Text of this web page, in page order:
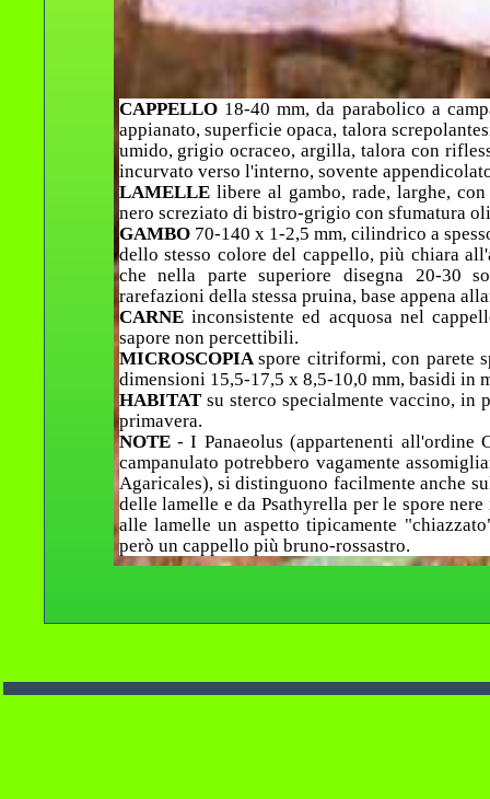
CAPPELLO 18-40 mm, da parabolico a
appianato, superficie opaca, talora
umido, grigio ocraceo, argilla, talora con
incurvato verso l'interno, sovente
LAMELLE libere al gambo, rade, larghe,
nero screziato di bistro-grigio con sfumatura
GAMBO 70-140 x 1-2,5 mm, cilindrico a
dello stesso colore del cappello, più chiara
che nella parte superiore disegna 20-30
rarefazioni della stessa pruina, base appena
CARNE inconsistente ed acquosa nel
sapore non percettibili.
MICROSCOPIAspore citriformi, con parete
dimensioni 15,5-17,5 x 8,5-10,0 mm, basidi in
HABITAT su sterco specialmente vaccino, in
primavera.
NOTE - I Panaeolus (appartenenti
campanulato potrebbero vagamente
Agaricales), si distinguono facilmente anche
delle lamelle e da Psathyrella per le spore
alle lamelle un aspetto tipicamente
però un cappello più bruno-rossastro.